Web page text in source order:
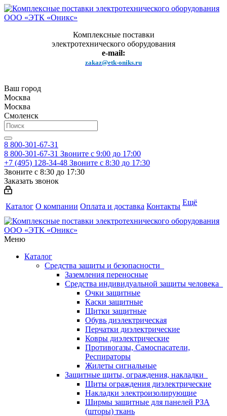
Комплексные поставки
электротехнического оборудования
e-mail:
zakaz@etk-oniks.ru
Ваш город
Москва
Москва
Смоленск
8 800-301-67-31
8 800-301-67-31 Звоните с 9:00 до 17:00
+7 (495) 128-34-48 Звоните с 8:30 до 17:30
Звоните с 8:30 до 17:30
Заказать звонок
Каталог О компании Оплата и доставка Контакты Ещё
Меню
Каталог
Средства защиты и безопасности
Заземления переносные
Средства индивидуальной защиты человека
Очки защитные
Каски защитные
Щитки защитные
Обувь диэлектрическая
Перчатки диэлектрические
Ковры диэлектрические
Противогазы, Самоспасатели,
Респираторы
Жилеты сигнальные
Защитные щиты, ограждения, накладки
Щиты ограждения диэлектрические
Накладки электроизолирующие
Ширмы защитные для панелей РЗА
(шторы) ткань